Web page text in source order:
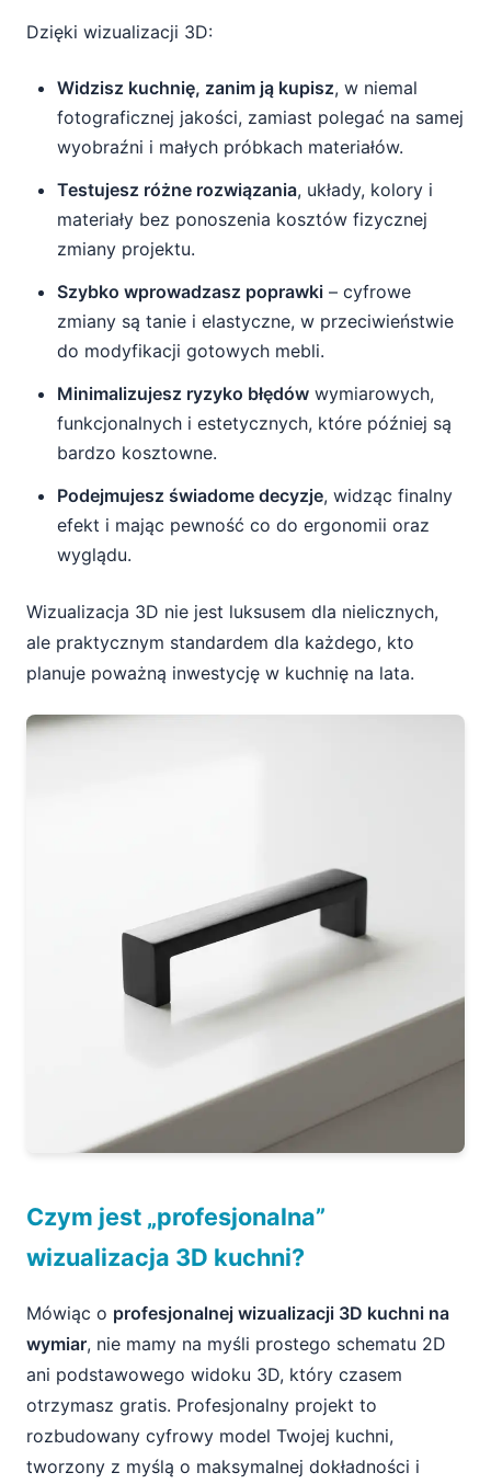
Dzięki wizualizacji 3D:
Widzisz kuchnię, zanim ją kupisz, w niemal
fotograficznej jakości, zamiast polegać na samej
wyobraźni i małych próbkach materiałów.
Testujesz różne rozwiązania, układy, kolory i
materiały bez ponoszenia kosztów fizycznej
zmiany projektu.
Szybko wprowadzasz poprawki – cyfrowe
zmiany są tanie i elastyczne, w przeciwieństwie
do modyfikacji gotowych mebli.
Minimalizujesz ryzyko błędów wymiarowych,
funkcjonalnych i estetycznych, które później są
bardzo kosztowne.
Podejmujesz świadome decyzje, widząc finalny
efekt i mając pewność co do ergonomii oraz
wyglądu.
Wizualizacja 3D nie jest luksusem dla nielicznych,
ale praktycznym standardem dla każdego, kto
planuje poważną inwestycję w kuchnię na lata.
Czym jest „profesjonalna”
wizualizacja 3D kuchni?
Mówiąc o profesjonalnej wizualizacji 3D kuchni na
wymiar, nie mamy na myśli prostego schematu 2D
ani podstawowego widoku 3D, który czasem
otrzymasz gratis. Profesjonalny projekt to
rozbudowany cyfrowy model Twojej kuchni,
tworzony z myślą o maksymalnej dokładności i